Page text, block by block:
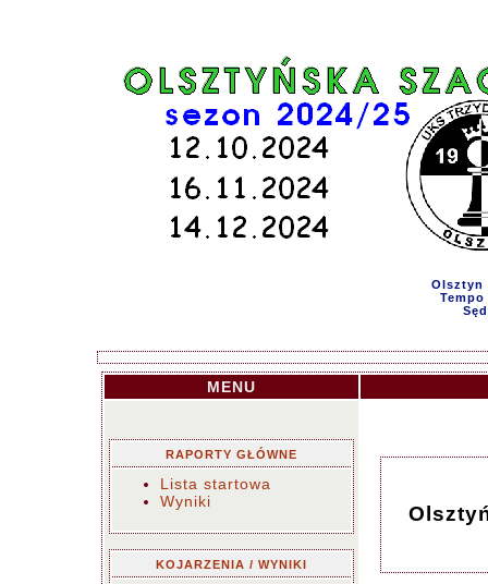
Olsztyn
MENU
RAPORTY GŁÓWNE
Lista startowa
Wyniki
KOJARZENIA / WYNIKI